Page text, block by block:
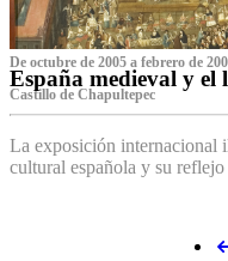
De octubre de 2005 a febrero de
España medieval y el
Castillo de Chapultepec
La exposición internacional
cultural española y su